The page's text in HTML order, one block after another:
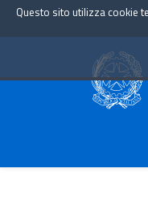
Questo sito utilizza cookie